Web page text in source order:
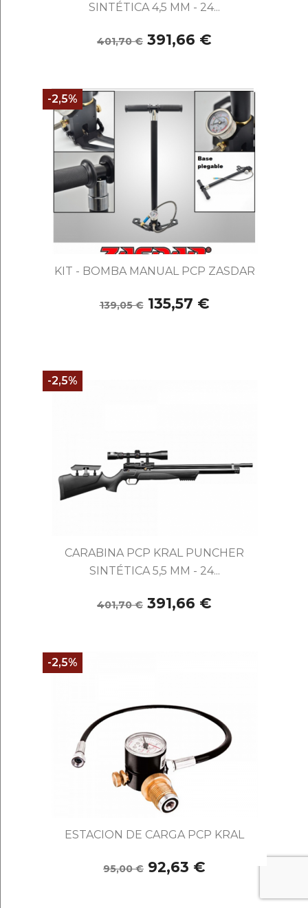
SINTÉTICA 4,5 MM - 24...
401,70 € 391,66 €
KIT - BOMBA MANUAL PCP ZASDAR
139,05 € 135,57 €
-2,5%
CARABINA PCP KRAL PUNCHER
SINTÉTICA 5,5 MM - 24...
401,70 € 391,66 €
-2,5%
ESTACION DE CARGA PCP KRAL
95,00 € 92,63 €
-2,5%